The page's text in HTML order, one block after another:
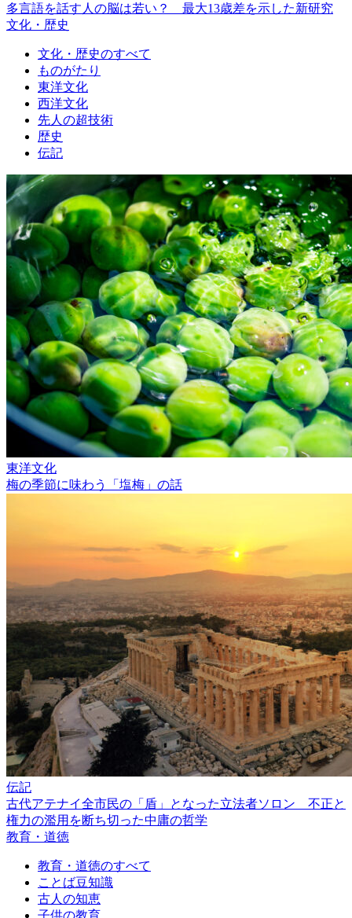
多言語を話す人の脳は若い？ 最大13歳差を示した新研究
文化・歴史
文化・歴史のすべて
ものがたり
東洋文化
西洋文化
先人の超技術
歴史
伝記
東洋文化
梅の季節に味わう「塩梅」の話
伝記
古代アテナイ全市民の「盾」となった立法者ソロン 不正と
権力の濫用を断ち切った中庸の哲学
教育・道徳
教育・道徳のすべて
ことば豆知識
古人の知恵
子供の教育